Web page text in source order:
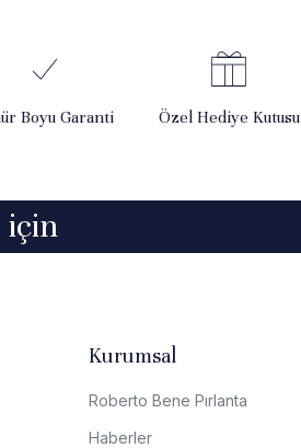
Boyu Garanti Özel Hediye Kutusu
için
Kurumsal
Roberto Bene Pırlanta
Haberler